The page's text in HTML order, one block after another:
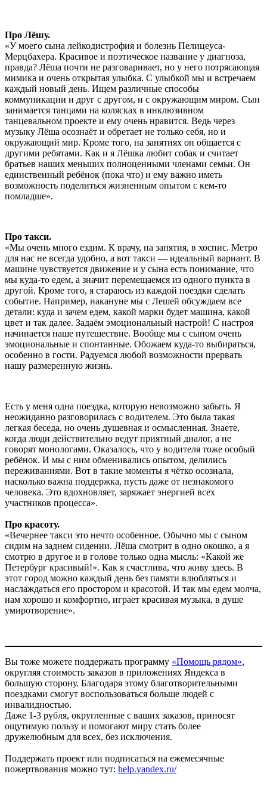
Про Лёшу.
«У моего сына лейкодистрофия и болезнь Пелицеуса-
Мерцбахера. Красивое и поэтическое название у диагноза,
правда? Лёша почти не разговаривает, но у него потрясающая
мимика и очень открытая улыбка. С улыбкой мы и встречаем
каждый новый день. Ищем различные способы
коммуникации и друг с другом, и с окружающим миром. Сын
занимается танцами на колясках в инклюзивном
танцевальном проекте и ему очень нравится. Ведь через
музыку Лёша осознаёт и обретает не только себя, но и
окружающий мир. Кроме того, на занятиях он общается с
другими ребятами. Как и я Лёшка любит собак и считает
братьев наших меньших полноценными членами семьи. Он
единственный ребёнок (пока что) и ему важно иметь
возможность поделиться жизненным опытом с кем-то
помладше».
Про такси.
«Мы очень много ездим. К врачу, на занятия, в хоспис. Метро
для нас не всегда удобно, а вот такси — идеальный вариант. В
машине чувствуется движение и у сына есть понимание, что
мы куда-то едем, а значит перемещаемся из одного пункта в
другой. Кроме того, я стараюсь из каждой поездки сделать
событие. Например, накануне мы с Лешей обсуждаем все
детали: куда и зачем едем, какой марки будет машина, какой
цвет и так далее. Задаём эмоциональный настрой! С настроя
начинается наше путешествие. Вообще мы с сыном очень
эмоциональные и спонтанные. Обожаем куда-то выбираться,
особенно в гости. Радуемся любой возможности прервать
нашу размеренную жизнь.
Есть у меня одна поездка, которую невозможно забыть. Я
неожиданно разговорилась с водителем. Это была такая
легкая беседа, но очень душевная и осмысленная. Знаете,
когда люди действительно ведут приятный диалог, а не
говорят монологами. Оказалось, что у водителя тоже особый
ребёнок. И мы с ним обменивались опытом, делились
переживаниями. Вот в такие моменты я чётко осознала,
насколько важна поддержка, пусть даже от незнакомого
человека. Это вдохновляет, заряжает энергией всех
участников процесса».
Про красоту.
«Вечернее такси это нечто особенное. Обычно мы с сыном
сидим на заднем сидении. Лёша смотрит в одно окошко, а я
смотрю в другое и в голове только одна мысль: «Какой же
Петербург красивый!». Как я счастлива, что живу здесь. В
этот город можно каждый день без памяти влюбляться и
наслаждаться его простором и красотой. И так мы едем молча,
нам хорошо и комфортно, играет красивая музыка, в душе
умиротворение».
Вы тоже можете поддержать программу «Помощь рядом»,
округляя стоимость заказов в приложениях Яндекса в
большую сторону. Благодаря этому благотворительными
поездками смогут воспользоваться больше людей с
инвалидностью.
Даже 1-3 рубля, округленные с ваших заказов, приносят
ощутимую пользу и помогают миру стать более
дружелюбным для всех, без исключения.
Поддержать проект или подписаться на ежемесячные
пожертвования можно тут: help.yandex.ru/